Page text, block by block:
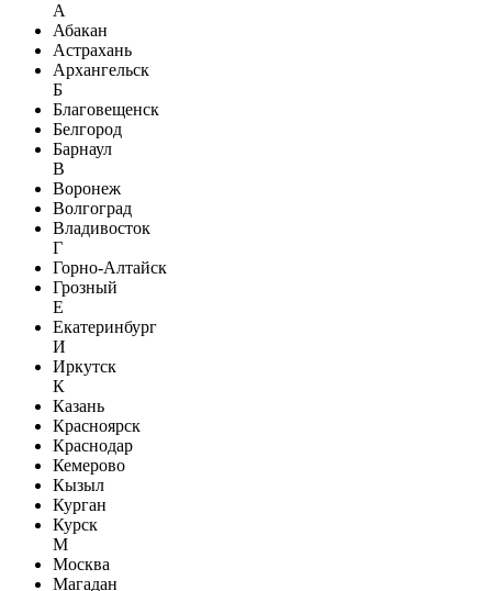
А
Абакан
Астрахань
Архангельск
Б
Благовещенск
Белгород
Барнаул
В
Воронеж
Волгоград
Владивосток
Г
Горно-Алтайск
Грозный
Е
Екатеринбург
И
Иркутск
К
Казань
Красноярск
Краснодар
Кемерово
Кызыл
Курган
Курск
М
Москва
Магадан